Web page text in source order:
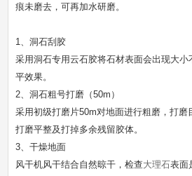
痕未磨去，可再加水研磨。
1、洞石刮胶
采用洞石专用云石胶将石材表面会出现大
平效果。
2、洞石粗号打磨（50m）
采用初级打磨片50m对地面进行粗磨，打磨
打磨平整及打掉多余残留胶体。
3、干燥地面
风干机风干结合自然晾干，检查大理石表面